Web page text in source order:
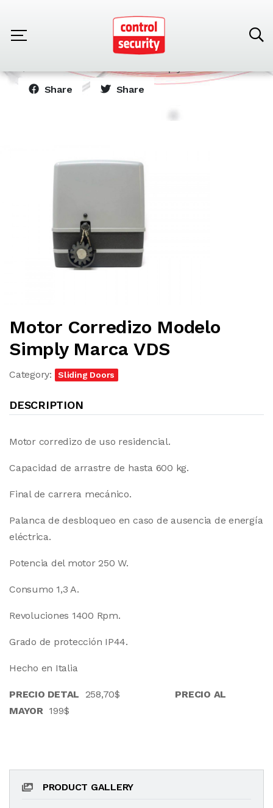
Sliding Doors
Share
Share
Motor Corredizo Modelo
Simply Marca VDS
Category: Sliding Doors
DESCRIPTION
Motor corredizo de uso residencial.
Capacidad de arrastre de hasta 600 kg.
Final de carrera mecánico.
Palanca de desbloqueo en caso de ausencia de energía
eléctrica.
Potencia del motor 250 W.
Consumo 1,3 A.
Revoluciones 1400 Rpm.
Grado de protección IP44.
Hecho en Italia
PRECIO DETAL 258,70$ PRECIO AL
MAYOR199$
PRODUCT GALLERY